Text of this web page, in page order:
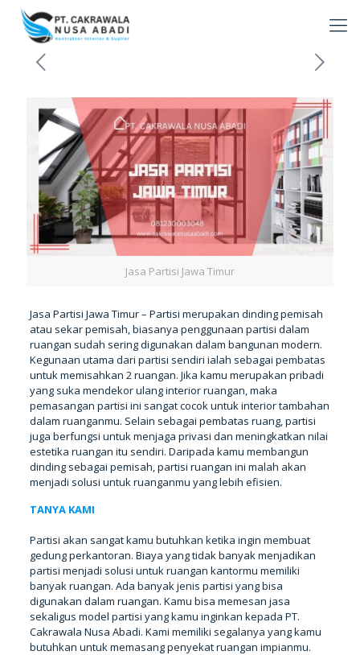
Jasa Partisi Jawa Timur
Jasa Partisi Jawa Timur – Partisi merupakan dinding pemisah
atau sekar pemisah, biasanya penggunaan partisi dalam
ruangan sudah sering digunakan dalam bangunan modern.
Kegunaan utama dari partisi sendiri ialah sebagai pembatas
untuk memisahkan 2 ruangan. Jika kamu merupakan pribadi
yang suka mendekor ulang interior ruangan, maka
pemasangan partisi ini sangat cocok untuk interior tambahan
dalam ruanganmu. Selain sebagai pembatas ruang, partisi
juga berfungsi untuk menjaga privasi dan meningkatkan nilai
estetika ruangan itu sendiri. Daripada kamu membangun
dinding sebagai pemisah, partisi ruangan ini malah akan
menjadi solusi untuk ruanganmu yang lebih efisien.
TANYA KAMI
Partisi akan sangat kamu butuhkan ketika ingin membuat
gedung perkantoran. Biaya yang tidak banyak menjadikan
partisi menjadi solusi untuk ruangan kantormu memiliki
banyak ruangan. Ada banyak jenis partisi yang bisa
digunakan dalam ruangan. Kamu bisa memesan jasa
sekaligus model partisi yang kamu inginkan kepada PT.
Cakrawala Nusa Abadi. Kami memiliki segalanya yang kamu
butuhkan untuk memasang penyekat ruangan impianmu.